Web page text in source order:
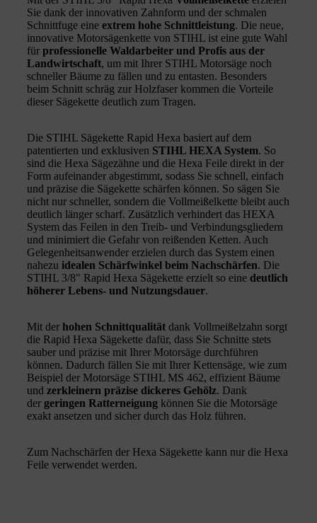
Sie dank der innovativen Zahnform und der schmalen
Schnittfuge eine extrem hohe Schnittleistung. Die neue,
innovative Motorsägenkette von STIHL ist eine gute Wahl
für professionelle Waldarbeiter und Profis aus der
Landwirtschaft, um mit Ihrer STIHL Motorsäge noch
schneller Bäume zu fällen und zu entasten. Besonders
beim Schnitt schräg zur Holzfaser kommen die Vorteile
dieser Sägekette deutlich zum Tragen.
Die STIHL Sägekette Rapid Hexa basiert auf dem
patentierten und exklusiven STIHL HEXA System. So
sind die Hexa Sägezähne und die Hexa Feile direkt in der
Form aufeinander abgestimmt, sodass Sie schnell, einfach
und präzise die Sägekette schärfen können. So sägen Sie
nicht nur schneller, sondern die Vollmeißelkette bleibt auch
deutlich länger scharf. Zusätzlich verhindert das HEXA
System das Feilen in den Treib- und Verbindungsgliedern
und minimiert die Gefahr von reißenden Ketten. Auch
Gelegenheitsanwender erzielen durch das System einen
nahezu idealen Schärfwinkel beim Nachschärfen. Die
STIHL 3/8" Rapid Hexa Sägekette erzielt so eine deutlich
höherer Lebens- und Nutzungsdauer.
Mit der hohen Schnittqualität dank Vollmeißelzahn sorgt
die Rapid Hexa Sägekette dafür, dass Sie Schnitte stets
sauber und präzise mit Ihrer Motorsäge durchführen
können. Dadurch fällen Sie mit Ihrer Kettensäge, wie zum
Beispiel der Motorsäge STIHL MS 462, effizient Bäume
und zerkleinern präzise dickeres Gehölz. Dank
der geringen Ratterneigung können Sie die Motorsäge
exakt ansetzen und sicher durch das Holz führen.
Zum Nachschärfen der Hexa Sägekette kann nur die Hexa
Feile verwendet werden.